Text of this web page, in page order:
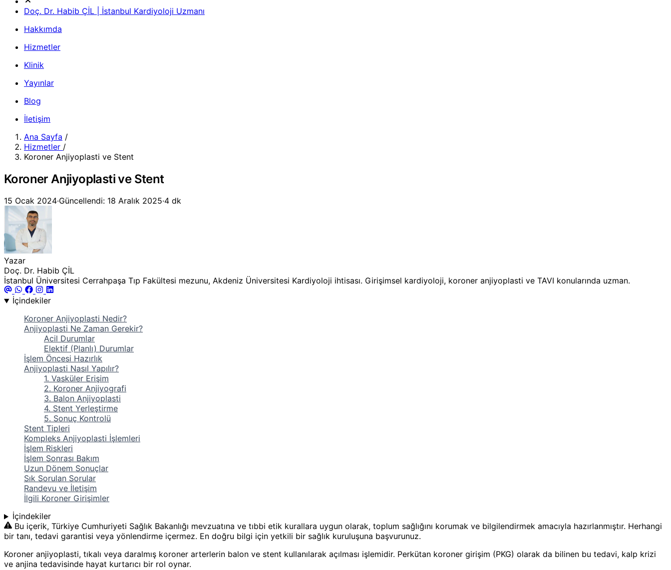
Doç. Dr. Habib ÇİL | İstanbul Kardiyoloji Uzmanı
Hakkımda
Hizmetler
Klinik
Yayınlar
Blog
İletişim
Ana Sayfa /
Hizmetler /
Koroner Anjiyoplasti ve Stent
Koroner Anjiyoplasti ve Stent
15 Ocak 2024·Güncellendi: 18 Aralık 2025·4 dk
Yazar
Doç. Dr. Habib ÇİL
İstanbul Üniversitesi Cerrahpaşa Tıp Fakültesi mezunu, Akdeniz Üniversitesi Kardiyoloji ihtisası. Girişimsel kardiyoloji, koroner anjiyoplasti ve TAVI konularında uzman.
İçindekiler
Koroner Anjiyoplasti Nedir?
Anjiyoplasti Ne Zaman Gerekir?
Acil Durumlar
Elektif (Planlı) Durumlar
İşlem Öncesi Hazırlık
Anjiyoplasti Nasıl Yapılır?
1. Vasküler Erişim
2. Koroner Anjiyografi
3. Balon Anjiyoplasti
4. Stent Yerleştirme
5. Sonuç Kontrolü
Stent Tipleri
Kompleks Anjiyoplasti İşlemleri
İşlem Riskleri
İşlem Sonrası Bakım
Uzun Dönem Sonuçlar
Sık Sorulan Sorular
Randevu ve İletişim
İlgili Koroner Girişimler
İçindekiler
Bu içerik, Türkiye Cumhuriyeti Sağlık Bakanlığı mevzuatına ve tıbbi etik kurallara uygun olarak, toplum sağlığını korumak ve bilgilendirmek amacıyla hazırlanmıştır. Herhangi
bir tanı, tedavi garantisi veya yönlendirme içermez. En doğru bilgi için yetkili bir sağlık kuruluşuna başvurunuz.
Koroner anjiyoplasti, tıkalı veya daralmış koroner arterlerin balon ve stent kullanılarak açılması işlemidir. Perkütan koroner girişim (PKG) olarak da bilinen bu tedavi, kalp krizi
ve anjina tedavisinde hayat kurtarıcı bir rol oynar.